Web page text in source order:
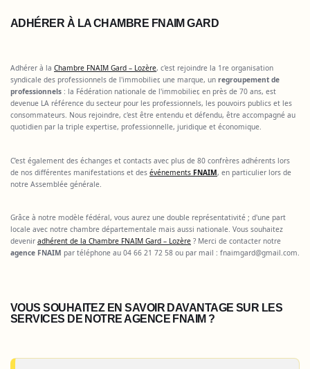
ADHÉRER À LA CHAMBRE FNAIM GARD
Adhérer à la Chambre FNAIM Gard – Lozère, c'est rejoindre la 1re organisation
syndicale des professionnels de l'immobilier, une marque, un regroupement de
professionnels : la Fédération nationale de l'immobilier, en près de 70 ans, est
devenue LA référence du secteur pour les professionnels, les pouvoirs publics et les
consommateurs. Nous rejoindre, c'est être entendu et défendu, être accompagné au
quotidien par la triple expertise, professionnelle, juridique et économique.
C’est également des échanges et contacts avec plus de 80 confrères adhérents lors
de nos différentes manifestations et des événements FNAIM, en particulier lors de
notre Assemblée générale.
Grâce à notre modèle fédéral, vous aurez une double représentativité ; d'une part
locale avec notre chambre départementale mais aussi nationale. Vous souhaitez
devenir adhérent de la Chambre FNAIM Gard – Lozère ? Merci de contacter notre
agence FNAIM par téléphone au 04 66 21 72 58 ou par mail : fnaimgard@gmail.com.
VOUS SOUHAITEZ EN SAVOIR DAVANTAGE SUR LES
SERVICES DE NOTRE AGENCE FNAIM ?